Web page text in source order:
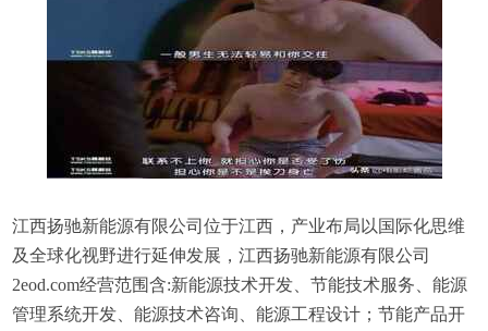
江西扬驰新能源有限公司位于江西，产业布局以国际化思维
及全球化视野进行延伸发展，江西扬驰新能源有限公司
2eod.com经营范围含:新能源技术开发、节能技术服务、能源
管理系统开发、能源技术咨询、能源工程设计；节能产品开